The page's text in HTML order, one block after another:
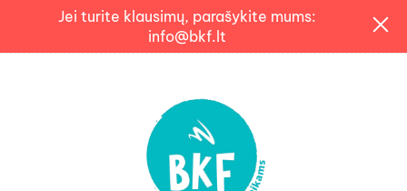
Jei turite klausimų, parašykite mums:
info@bkf.lt